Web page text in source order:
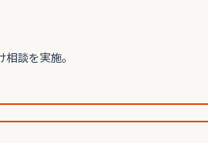
談を実施。